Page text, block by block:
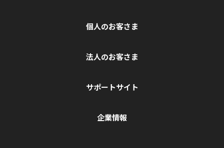
個人のお客さま
法人のお客さま
サポートサイト
企業情報